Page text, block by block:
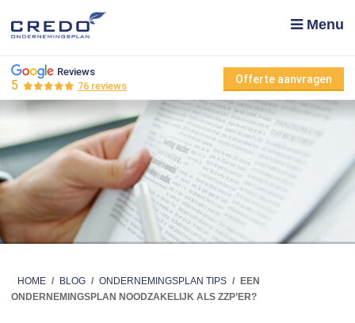
Menu
Reviews
5 76 reviews
Offerte aanvragen
HOME / BLOG / ONDERNEMINGSPLAN TIPS /
EEN
ONDERNEMINGSPLAN NOODZAKELIJK ALS ZZP’ER?